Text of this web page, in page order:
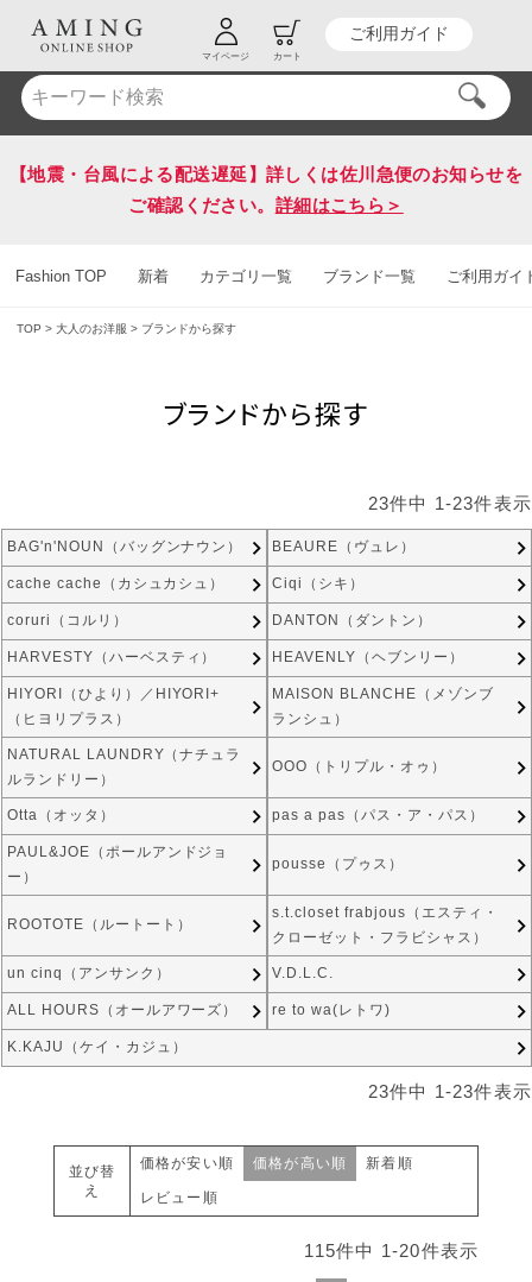
マイページ カート
ご利用ガイド
HOT KEY WORD #送料無料
【地震・台風による配送遅延】詳しくは佐川急便のお知らせを
ご確認ください。 詳細はこちら＞
Fashion TOP 新着 カテゴリ一覧 ブランド一覧 ご利用ガイ
TOP 大人のお洋服 ブランドから探す
ブランドから探す
23件中 1 -23件表示
BAG'n'NOUN（バッグンナウン） BEAURE（ヴュレ）
cache cache（カシュカシュ） Ciqi（シキ）
coruri（コルリ） DANTON（ダントン）
HARVESTY（ハーベスティ） HEAVENLY（ヘブンリー）
HIYORI（ひより）／HIYORI+
（ヒヨリプラス）
MAISON BLANCHE（メゾンブ
ランシュ）
NATURAL LAUNDRY（ナチュラ
ルランドリー）
OOO（トリプル・オゥ）
Otta（オッタ） pas a pas（パス・ア・パス）
PAUL&JOE（ポールアンドジョ
ー）
pousse（プゥス）
ROOTOTE（ルートート）
s.t.closet frabjous（エスティ・
クローゼット・フラビシャス）
un cinq（アンサンク） V.D.L.C.
ALL HOURS（オールアワーズ） re to wa(レトワ)
K.KAJU（ケイ・カジュ）
23件中 1 -23件表示
並び替
え
価格が安い順 価格が高い順 新着順
レビュー順
115件中 1 -20件表示